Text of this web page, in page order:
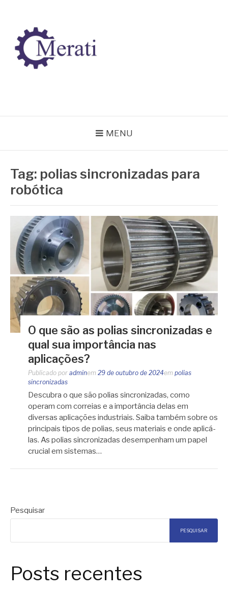
conteúdo
MENU
Tag: polias sincronizadas para
robótica
O que são as polias sincronizadas e
qual sua importância nas
aplicações?
Publicado por adminem 29 de outubro de 2024em polias
sincronizadas
Descubra o que são polias sincronizadas, como
operam com correias e a importância delas em
diversas aplicações industriais. Saiba também sobre os
principais tipos de polias, seus materiais e onde aplicá-
las. As polias sincronizadas desempenham um papel
crucial em sistemas…
Pesquisar
PESQUISAR
Posts recentes